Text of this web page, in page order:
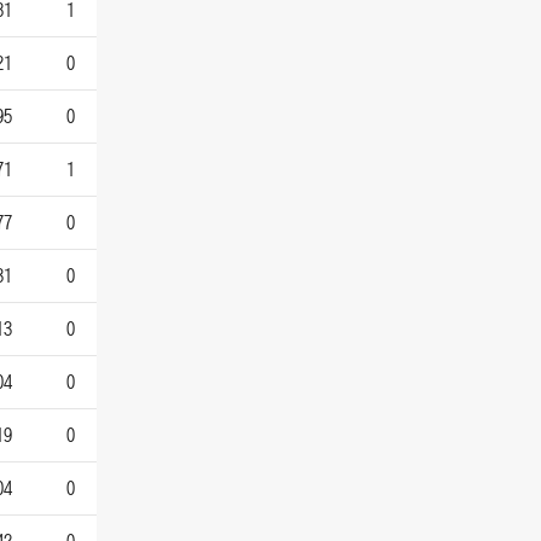
1
0
0
1
0
0
0
0
0
0